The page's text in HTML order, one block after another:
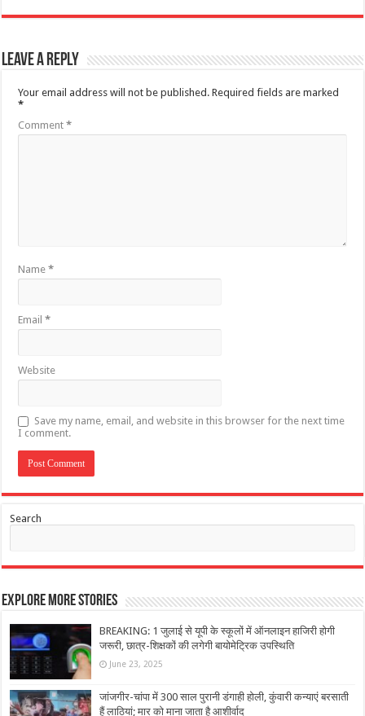
Leave a Reply
Your email address will not be published. Required fields are marked
*
Comment*
Name*
Email*
Website
Save my name, email, and website in this browser for the next time
I comment.
Search
Explore More Stories
BREAKING: 1 जुलाई से यूपी के स्कूलों में ऑनलाइन हाजिरी होगी
जरूरी, छात्र-शिक्षकों की लगेगी बायोमेट्रिक उपस्थिति
June 23, 2025
जांजगीर-चांपा में 300 साल पुरानी डंगाही होली, कुंवारी कन्याएं बरसाती
हैं लाठियां; मार को माना जाता है आशीर्वाद